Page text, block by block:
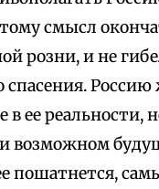
смысл
розни, и не
спасения.
в ее реальности,
возможном
пошатнется,